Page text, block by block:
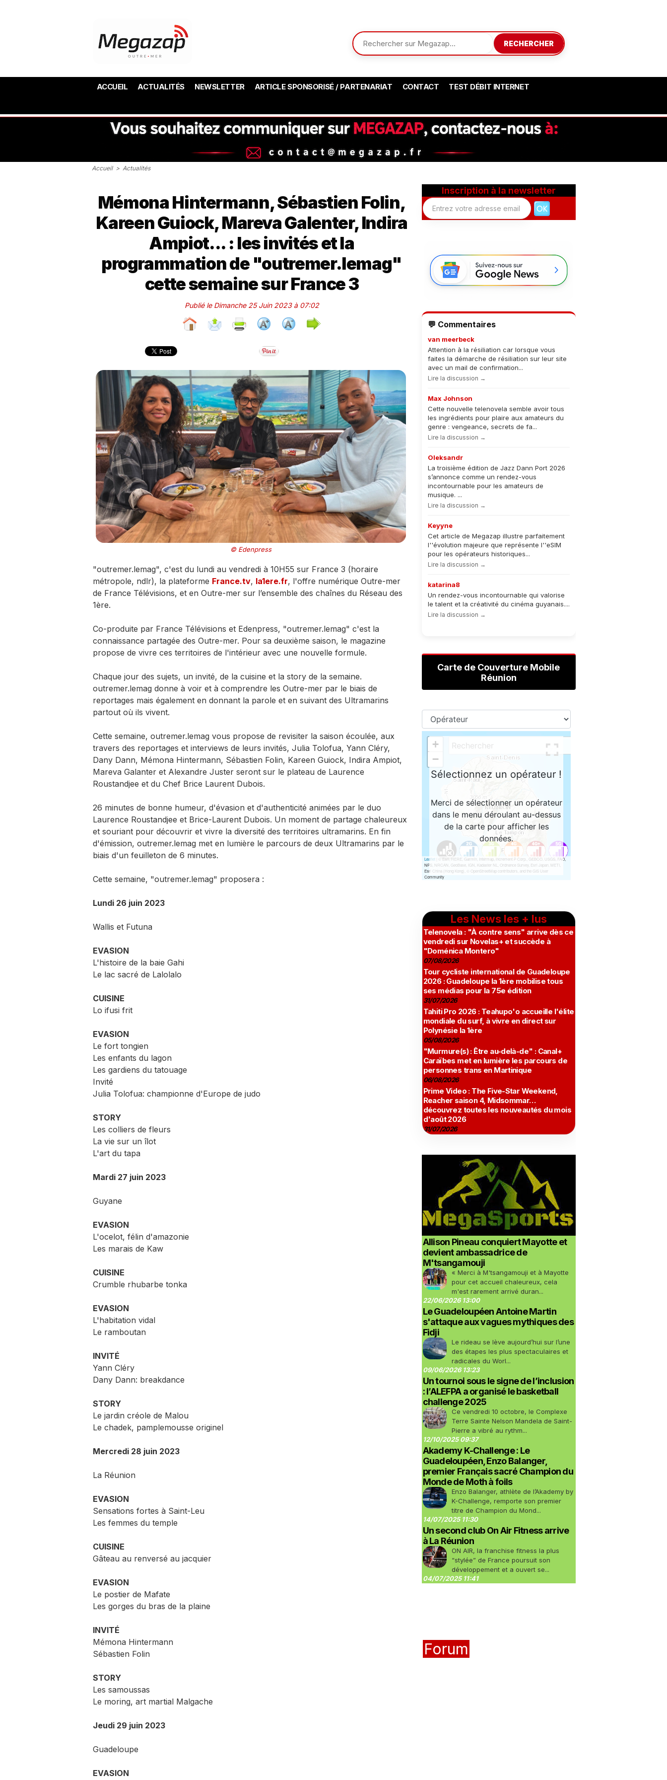
RECHERCHER
ACCUEIL ACTUALITÉS NEWSLETTER ARTICLE SPONSORISÉ / PARTENARIAT CONTACT TEST DÉBIT INTERNET
Accueil > Actualités
Mémona Hintermann, Sébastien Folin,
Kareen Guiock, Mareva Galenter, Indira
Ampiot... : les invités et la
programmation de "outremer.lemag"
cette semaine sur France 3
Publié le Dimanche 25 Juin 2023 à 07:02
© Edenpress
"outremer.lemag", c'est du lundi au vendredi à 10H55 sur France 3 (horaire
métropole, ndlr), la plateforme France.tv, la1ere.fr, l'offre numérique Outre-mer
de France Télévisions, et en Outre-mer sur l’ensemble des chaînes du Réseau des
1ère.
Co-produite par France Télévisions et Edenpress, "outremer.lemag" c'est la
connaissance partagée des Outre-mer. Pour sa deuxième saison, le magazine
propose de vivre ces territoires de l'intérieur avec une nouvelle formule.
Chaque jour des sujets, un invité, de la cuisine et la story de la semaine.
outremer.lemag donne à voir et à comprendre les Outre-mer par le biais de
reportages mais également en donnant la parole et en suivant des Ultramarins
partout où ils vivent.
Cette semaine, outremer.lemag vous propose de revisiter la saison écoulée, aux
travers des reportages et interviews de leurs invités, Julia Tolofua, Yann Cléry,
Dany Dann, Mémona Hintermann, Sébastien Folin, Kareen Guiock, Indira Ampiot,
Mareva Galanter et Alexandre Juster seront sur le plateau de Laurence
Roustandjee et du Chef Brice Laurent Dubois.
26 minutes de bonne humeur, d'évasion et d'authenticité animées par le duo
Laurence Roustandjee et Brice-Laurent Dubois. Un moment de partage chaleureux
et souriant pour découvrir et vivre la diversité des territoires ultramarins. En fin
d'émission, outremer.lemag met en lumière le parcours de deux Ultramarins par le
biais d'un feuilleton de 6 minutes.
Cette semaine, "outremer.lemag" proposera :
Lundi 26 juin 2023
Wallis et Futuna
EVASION
L'histoire de la baie Gahi
Le lac sacré de Lalolalo
CUISINE
Lo ifusi frit
EVASION
Le fort tongien
Les enfants du lagon
Les gardiens du tatouage
Invité
Julia Tolofua: championne d'Europe de judo
STORY
Les colliers de fleurs
La vie sur un îlot
L'art du tapa
Mardi 27 juin 2023
Guyane
EVASION
L'ocelot, félin d'amazonie
Les marais de Kaw
CUISINE
Crumble rhubarbe tonka
EVASION
L'habitation vidal
Le ramboutan
INVITÉ
Yann Cléry
Dany Dann: breakdance
STORY
Le jardin créole de Malou
Le chadek, pamplemousse originel
Mercredi 28 juin 2023
La Réunion
EVASION
Sensations fortes à Saint-Leu
Les femmes du temple
CUISINE
Gâteau au renversé au jacquier
EVASION
Le postier de Mafate
Les gorges du bras de la plaine
INVITÉ
Mémona Hintermann
Sébastien Folin
STORY
Les samoussas
Le moring, art martial Malgache
Jeudi 29 juin 2023
Guadeloupe
EVASION
Inscription à la newsletter
💬 Commentaires
van meerbeck
Attention à la résiliation car lorsque vous
faites la démarche de résiliation sur leur site
avec un mail de confirmation...
Lire la discussion →
Max Johnson
Cette nouvelle telenovela semble avoir tous
les ingrédients pour plaire aux amateurs du
genre : vengeance, secrets de fa...
Lire la discussion →
Oleksandr
La troisième édition de Jazz Dann Port 2026
s’annonce comme un rendez-vous
incontournable pour les amateurs de
musique. ...
Lire la discussion →
Keyyne
Cet article de Megazap illustre parfaitement
l''évolution majeure que représente l''eSIM
pour les opérateurs historiques...
Lire la discussion →
katarina8
Un rendez-vous incontournable qui valorise
le talent et la créativité du cinéma guyanais....
Lire la discussion →
Carte de Couverture Mobile
Réunion
Les News les + lus
Telenovela : "À contre sens" arrive dès ce
vendredi sur Novelas+ et succède à
"Doménica Montero"
07/08/2026
Tour cycliste international de Guadeloupe
2026 : Guadeloupe la 1ère mobilise tous
ses médias pour la 75e édition
31/07/2026
Tahiti Pro 2026 : Teahupo'o accueille l'élite
mondiale du surf, à vivre en direct sur
Polynésie la 1ère
05/08/2026
"Murmure(s) : Être au-delà-de" : Canal+
Caraïbes met en lumière les parcours de
personnes trans en Martinique
06/08/2026
Prime Video : The Five-Star Weekend,
Reacher saison 4, Midsommar…
découvrez toutes les nouveautés du mois
d'août 2026
31/07/2026
Allison Pineau conquiert Mayotte et
devient ambassadrice de
M'tsangamouji
« Merci à M'tsangamouji et à Mayotte
pour cet accueil chaleureux, cela
m'est rarement arrivé duran...
22/06/2026 13:00
Le Guadeloupéen Antoine Martin
s'attaque aux vagues mythiques des
Fidji
Le rideau se lève aujourd’hui sur l’une
des étapes les plus spectaculaires et
radicales du Worl...
09/06/2026 13:23
Un tournoi sous le signe de l’inclusion
: l’ALEFPA a organisé le basketball
challenge 2025
Ce vendredi 10 octobre, le Complexe
Terre Sainte Nelson Mandela de Saint-
Pierre a vibré au rythm...
12/10/2025 09:37
Akademy K-Challenge : Le
Guadeloupéen, Enzo Balanger,
premier Français sacré Champion du
Monde de Moth à foils
Enzo Balanger, athlète de l’Akademy by
K-Challenge, remporte son premier
titre de Champion du Mond...
14/07/2025 11:30
Un second club On Air Fitness arrive
à La Réunion
ON AIR, la franchise fitness la plus
“stylée” de France poursuit son
développement et a ouvert se...
04/07/2025 11:41
Forum